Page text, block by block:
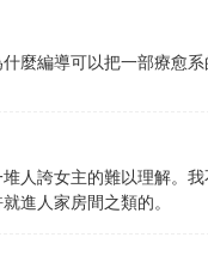
麼編導可以把一部療愈
人誇女主的難以理解。
進人家房間之類的。